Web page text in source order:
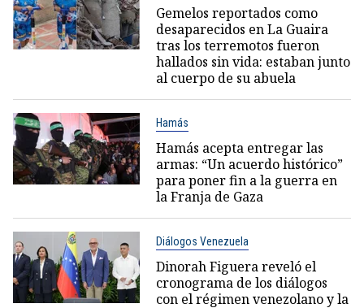
Gemelos reportados como
desaparecidos en La Guaira
tras los terremotos fueron
hallados sin vida: estaban junto
al cuerpo de su abuela
Hamás
Hamás acepta entregar las
armas: “Un acuerdo histórico”
para poner fin a la guerra en
la Franja de Gaza
Diálogos Venezuela
Dinorah Figuera reveló el
cronograma de los diálogos
con el régimen venezolano y la